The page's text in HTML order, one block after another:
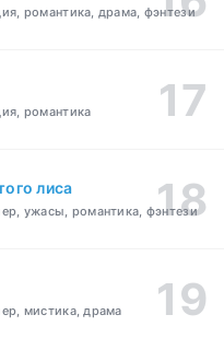
романтика, драма, фэнтези
романтика
лиса
ужасы, романтика, фэнтези
мистика, драма